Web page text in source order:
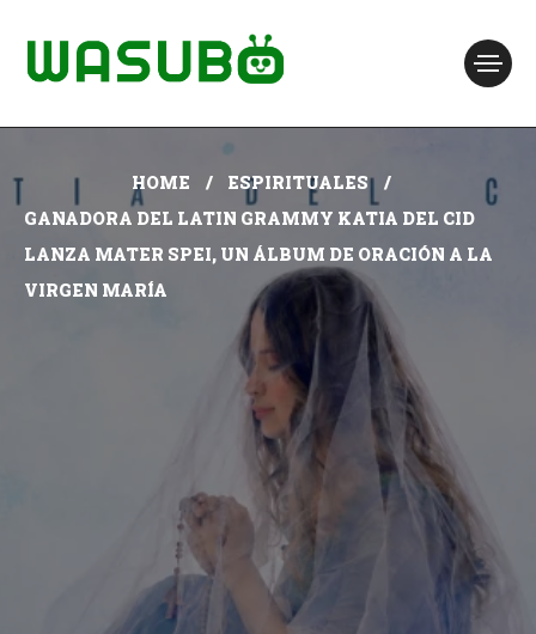
HOME
ESPIRITUALES
GANADORA DEL LATIN GRAMMY KATIA DEL CID
LANZA MATER SPEI, UN ÁLBUM DE ORACIÓN A LA
VIRGEN MARÍA